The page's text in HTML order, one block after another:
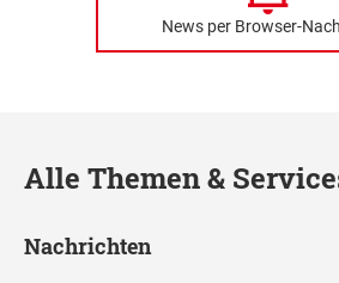
News per Browser-
Alle Themen &
Nachrichten